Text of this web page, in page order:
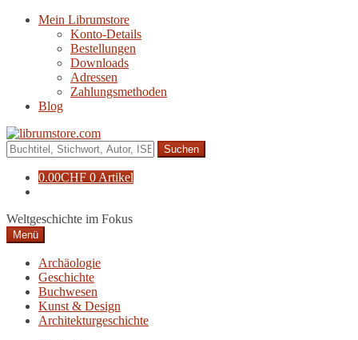
Navigation
Zum
Mein Librumstore
Konto-Details
Bestellungen
Downloads
Adressen
Zahlungsmethoden
Blog
Suche
nach:
0.00CHF 0 Artikel
Weltgeschichte im Fokus
Menü
Archäologie
Geschichte
Buchwesen
Kunst & Design
Architekturgeschichte